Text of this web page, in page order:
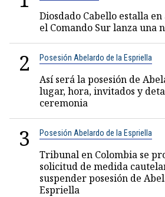
Diosdado Cabello estalla
el Comando Sur lanza una
2 Posesión Abelardo de la Espriella
Así será la posesión de
lugar, hora, invitados y
ceremonia
3 Posesión Abelardo de la Espriella
Tribunal en Colombia se
solicitud de medida
suspender posesión de
Espriella